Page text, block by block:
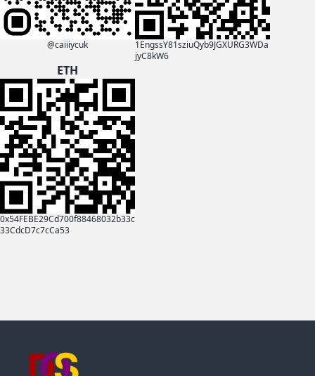
@caiiiycuk
1EngssY81sziuQyb9JGXURG3WDa
jyC8kW6
ETH
0x54FEBE29Cd700f88468032b33c
33CdcD7c7cCa53